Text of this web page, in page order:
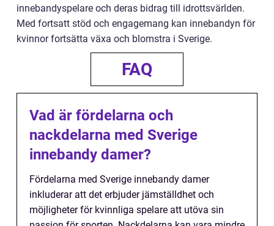
innebandyspelare och deras bidrag till idrottsvärlden.
Med fortsatt stöd och engagemang kan innebandyn för
kvinnor fortsätta växa och blomstra i Sverige.
FAQ
Vad är fördelarna och
nackdelarna med Sverige
innebandy damer?
Fördelarna med Sverige innebandy damer
inkluderar att det erbjuder jämställdhet och
möjligheter för kvinnliga spelare att utöva sin